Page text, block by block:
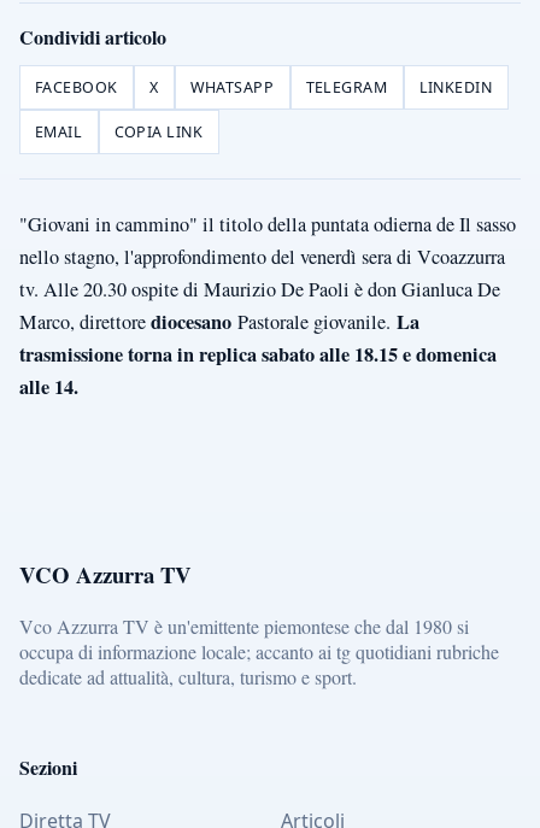
Condividi articolo
FACEBOOK X WHATSAPP TELEGRAM LINKEDIN
EMAIL COPIA LINK
"Giovani in cammino" il titolo della puntata odierna de Il sasso
nello stagno, l'approfondimento del venerdì sera di Vcoazzurra
tv. Alle 20.30 ospite di Maurizio De Paoli è don Gianluca De
Marco, direttorediocesano Pastorale giovanile. La
trasmissione torna in replica sabato alle 18.15 e domenica
alle 14.
VCO Azzurra TV
Vco Azzurra TV è un'emittente piemontese che dal 1980 si
occupa di informazione locale; accanto ai tg quotidiani rubriche
dedicate ad attualità, cultura, turismo e sport.
Sezioni
Diretta TV Articoli